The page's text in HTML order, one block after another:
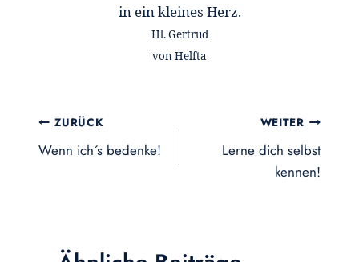
in ein kleines Herz.
Hl. Gertrud
von Helfta
Beitragsnavigation
ZURÜCK
Wenn ich´s bedenke!
WEITER
Lerne dich selbst
kennen!